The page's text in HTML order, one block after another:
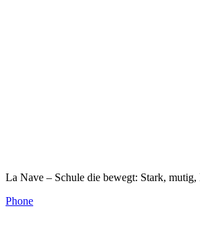
La Nave – Schule die bewegt: Stark, mutig,
Phone